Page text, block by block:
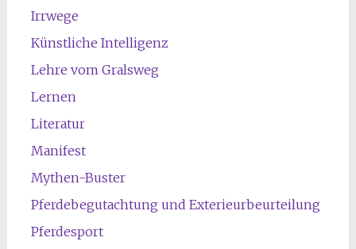
Irrwege
Künstliche Intelligenz
Lehre vom Gralsweg
Lernen
Literatur
Manifest
Mythen-Buster
Pferdebegutachtung und Exterieurbeurteilung
Pferdesport